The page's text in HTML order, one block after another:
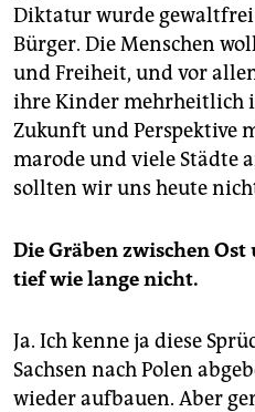
Diktatur wurde
Bürger. Die Menschen
und Freiheit, und vor
ihre Kinder mehrheitlich
Zukunft und Perspektive
marode und viele Städte
sollten wir uns heute
Die Gräben zwischen Ost
tief wie lange nicht.
Ja. Ich kenne ja diese
Sachsen nach Polen
wieder aufbauen. Aber